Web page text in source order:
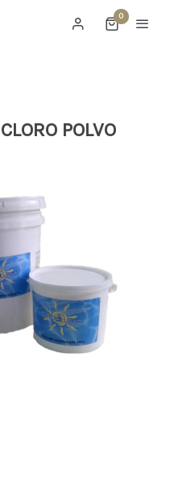
0
POLVO